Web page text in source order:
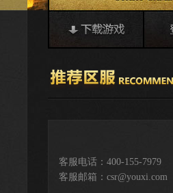
下载游戏 登录注册
客服电话：400-155-7979
客服邮箱：csr@youxi.com